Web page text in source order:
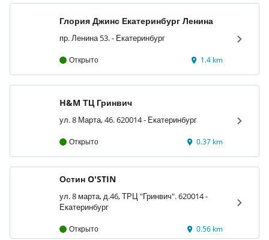
Глория Джинс Екатеринбург Ленина
пр. Ленина 53. - Екатеринбург
Открыто 1.4 km
H&M ТЦ Гринвич
ул. 8 Марта, 46. 620014 - Екатеринбург
Открыто 0.37 km
Остин O'STIN
ул. 8 марта, д.46, ТРЦ "Гринвич". 620014 -
Екатеринбург
Открыто 0.56 km